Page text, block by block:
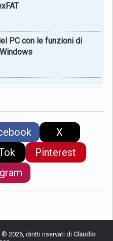
PC con le funzioni di
X
Pinterest
© 2026, diritti riservati di Claudio